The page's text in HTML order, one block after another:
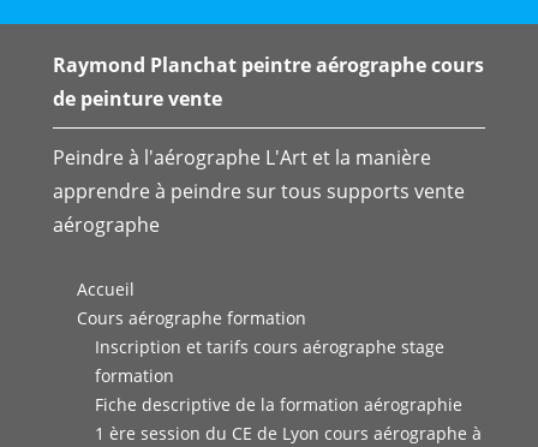
Raymond Planchat peintre aérographe cours
de peinture vente
Peindre à l'aérographe L'Art et la manière
apprendre à peindre sur tous supports vente
aérographe
Accueil
Cours aérographe formation
Inscription et tarifs cours aérographe stage
formation
Fiche descriptive de la formation aérographie
1 ère session du CE de Lyon cours aérographe à